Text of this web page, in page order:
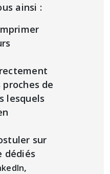
ainsi :
de
lesquels
sur
dédiés
,